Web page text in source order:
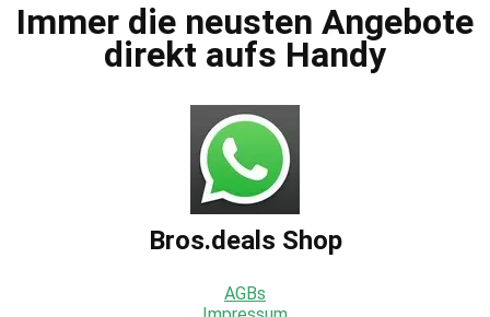
Immer die neusten Angebote
direkt aufs Handy
Bros.deals Shop
AGBs